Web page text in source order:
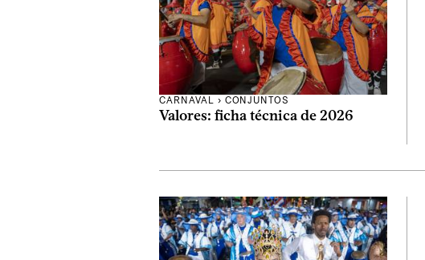
CARNAVAL › CONJUNTOS
Valores: ficha técnica de 2026